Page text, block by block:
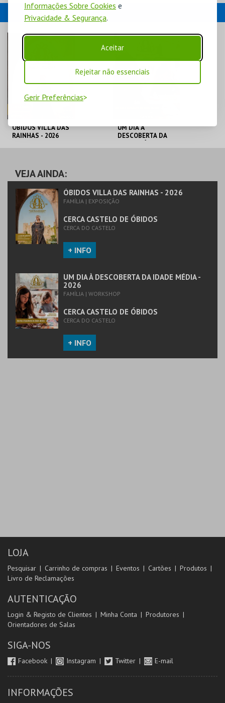
Informações Sobre Cookies e
Privacidade & Segurança.
Aceitar
Rejeitar não essenciais
Gerir Preferências
EVENTOS
ÓBIDOS VILLA DAS
RAINHAS - 2026
ÓBIDOS
MAIS INFO
COMPRAR
UM DIA À
DESCOBERTA DA
MAIS INFO
COMPRAR
VEJA AINDA:
ÓBIDOS VILLA DAS RAINHAS - 2026
FAMÍLIA | EXPOSIÇÃO
CERCA CASTELO DE ÓBIDOS
CERCA DO CASTELO
+ INFO
UM DIA À DESCOBERTA DA IDADE MÉDIA -
2026
FAMÍLIA | WORKSHOP
CERCA CASTELO DE ÓBIDOS
CERCA DO CASTELO
+ INFO
LOJA
Pesquisar Carrinho de compras Eventos Cartões
Produtos
Livro de Reclamações
AUTENTICAÇÃO
Login & Registo de Clientes Minha Conta
Produtores
Orientadores de Salas
SIGA-NOS
Facebook Instagram Twitter E-mail
INFORMAÇÕES